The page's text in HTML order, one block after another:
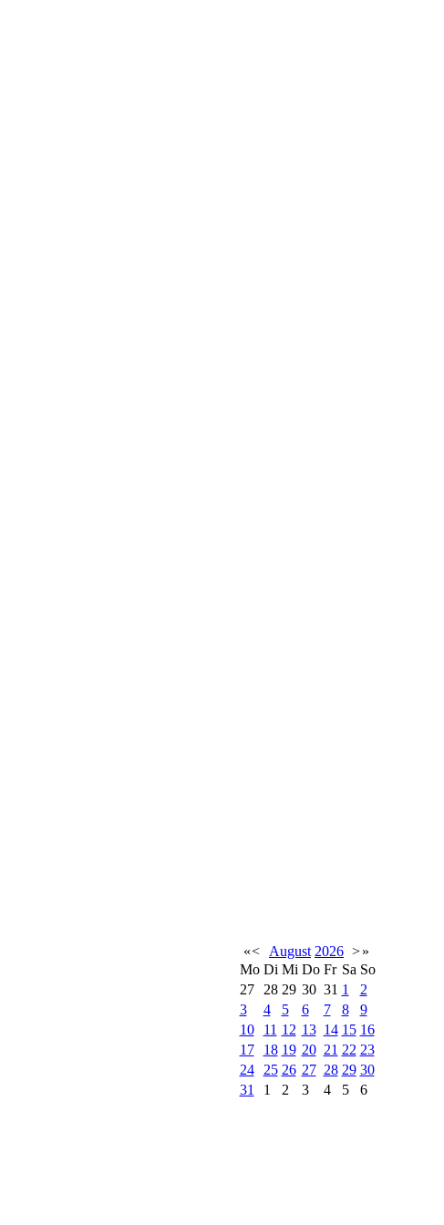
«< August 2026 >»
Mo Di Mi Do Fr Sa So
27
28 29 30 31 1
2
3
4 5 6 7 8
9
10
11 12 13 14 15 16
17
18 19 20 21 22 23
24
25 26 27 28 29 30
31
1 2 3 4 5 6